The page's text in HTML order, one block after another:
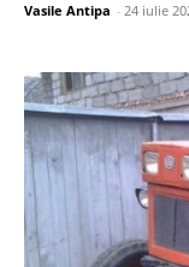
Vasile Antipa - 24 iulie